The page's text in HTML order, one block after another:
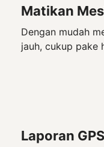
Matikan
Dengan mudah
jauh, cukup pake
Laporan